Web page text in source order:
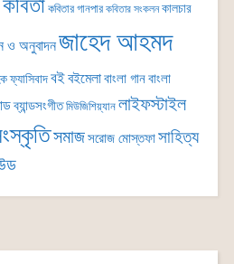
কবিতা কবিতার গানপার কবিতার সংকলন কালচার
ও অনুবাদনজাহেদ আহমদ
ফ্যাসিবাদবইবইমেলাবাংলা গানবাংলা
ব্যান্ডসংগীত মিউজিশিয়্যান লাইফস্টাইল
সমাজসরোজ মোস্তফাসাহিত্য